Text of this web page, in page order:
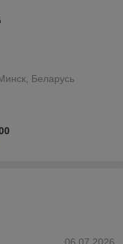
Беларусь